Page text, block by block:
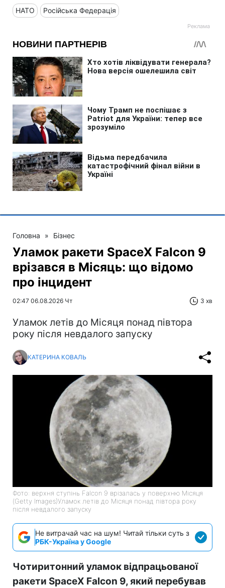
НАТО Російська Федерація
Головна » Бізнес
Уламок ракети SpaceX Falcon 9
врізався в Місяць: що відомо
про інцидент
02:47 06.08.2026 Чт 3 хв
Уламок летів до Місяця понад півтора
року після невдалого запуску
КАТЕРИНА КОВАЛЬ
Фото: верхня ступінь Falcon 9 врізалась у поверхню Місяця
(Getty Images)Уламок летів до Місяця понад півтора року
після невдалого запуску
Не витрачай час на шум! Читай тільки суть з
РБК-Україна у Google
Чотиритонний уламок відпрацьованої
ракети SpaceX Falcon 9, який перебував